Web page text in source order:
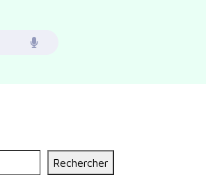
Rechercher